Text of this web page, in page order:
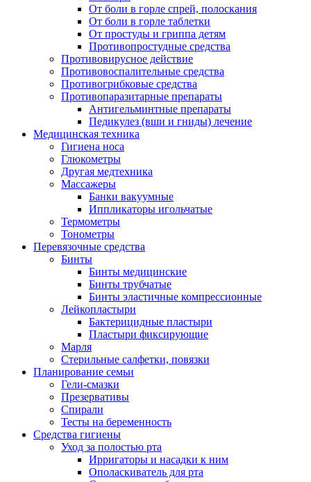
От боли в горле спрей, полоскания
От боли в горле таблетки
От простуды и гриппа детям
Противопростудные средства
Противовирусное действие
Противовоспалительные средства
Противогрибковые средства
Противопаразитарные препараты
Антигельминтные препараты
Педикулез (вши и гниды) лечение
Медицинская техника
Гигиена носа
Глюкометры
Другая медтехника
Массажеры
Банки вакуумные
Иппликаторы игольчатые
Термометры
Тонометры
Перевязочные средства
Бинты
Бинты медицинские
Бинты трубчатые
Бинты эластичные компрессионные
Лейкопластыри
Бактерицидные пластыри
Пластыри фиксирующие
Марля
Стерильные салфетки, повязки
Планирование семьи
Гели-смазки
Презервативы
Спирали
Тесты на беременность
Средства гигиены
Уход за полостью рта
Ирригаторы и насадки к ним
Ополаскиватель для рта